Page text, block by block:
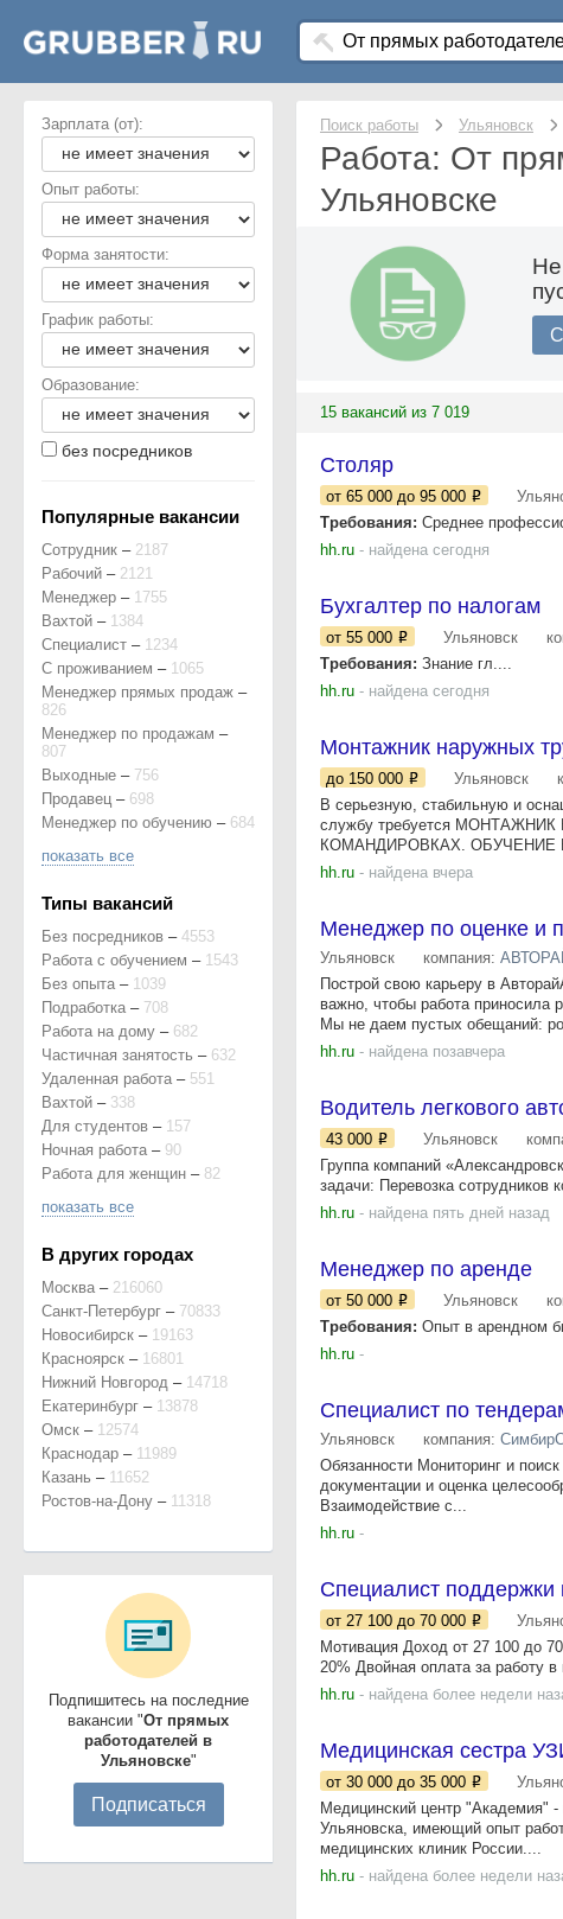
Поиск работы Ульяновск
Работа: От
Ульяновске
15 вакансий из 7 019
Столяр
от 65 000 до 95 000
Требования: Среднее
hh.ru - найдена сегодня
Бухгалтер по налогам
от 55 000 Ульяновск
Требования: Знание гл....
hh.ru - найдена сегодня
Монтажник наружных
до 150 000 Ульяновск
В серьезную, стабильную и
службу требуется
КОМАНДИРОВКАХ. ОБУЧЕНИЕ
hh.ru - найдена вчера
Менеджер по оценке и
Ульяновск компания:
Построй свою карьеру в
важно, чтобы работа приносила
Мы не даем пустых обещаний:
hh.ru - найдена позавчера
Водитель легкового
43 000 Ульяновск
Группа компаний
задачи: Перевозка
hh.ru - найдена пять дней назад
Менеджер по аренде
от 50 000 Ульяновск
Требования: Опыт в арендном
hh.ru -
Специалист по
Ульяновск компания:
Обязанности Мониторинг и
документации и оценка
Взаимодействие с...
hh.ru -
Специалист поддержки
от 27 100 до 70 000
Мотивация Доход от 27 100 до
20% Двойная оплата за работу
hh.ru - найдена более недели
Медицинская сестра
от 30 000 до 35 000
Медицинский центр "Академия"
Ульяновска, имеющий опыт
медицинских клиник России....
hh.ru - найдена более недели
Зарплата (от):
Опыт работы:
Форма занятости:
График работы:
Образование:
без посредников
Популярные вакансии
Сотрудник – 2187
Рабочий – 2121
Менеджер – 1755
Вахтой – 1384
Специалист – 1234
С проживанием – 1065
Менеджер прямых продаж –
826
Менеджер по продажам –
807
Выходные – 756
Продавец – 698
Менеджер по обучению – 684
показать все
Типы вакансий
Без посредников – 4553
Работа с обучением – 1543
Без опыта – 1039
Подработка – 708
Работа на дому – 682
Частичная занятость – 632
Удаленная работа – 551
Вахтой – 338
Для студентов – 157
Ночная работа – 90
Работа для женщин – 82
показать все
В других городах
Москва – 216060
Санкт-Петербург – 70833
Новосибирск – 19163
Красноярск – 16801
Нижний Новгород – 14718
Екатеринбург – 13878
Омск – 12574
Краснодар – 11989
Казань – 11652
Ростов-на-Дону – 11318
Подпишитесь на последние
вакансии "От прямых
работодателей в
Ульяновске"
Подписаться